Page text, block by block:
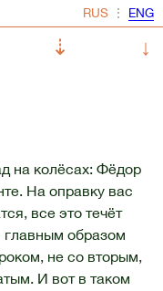
⋮
⇣
↓
на колёсах: Фёдор
На оправку вас
все это течёт
образом
не со вторым,
И вот в таком